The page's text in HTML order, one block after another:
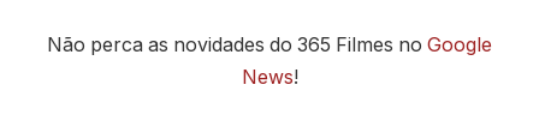
Não perca as novidades do 365 Filmes no Google
News!